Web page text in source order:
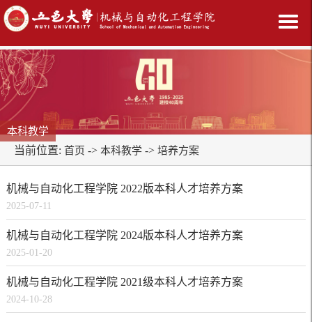
本科教学
当前位置: 首页 -> 本科教学 -> 培养方案
机械与自动化工程学院 2022版本科人才培养方案
2025-07-11
机械与自动化工程学院 2024版本科人才培养方案
2025-01-20
机械与自动化工程学院 2021级本科人才培养方案
2024-10-28